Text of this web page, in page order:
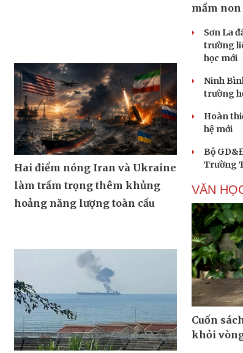
Hai điểm nóng Iran và Ukraine
làm trầm trọng thêm khủng
hoảng năng lượng toàn cầu
mầm non
Sơn La
trường
học mới
Ninh
trường
Hoàn
hệ mới
Bộ
Trường
VĂN
Cuốn
khỏi